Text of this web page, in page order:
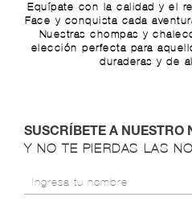
Equípate con la calidad y el
Face y conquista cada
Nuestras chompas y
elección perfecta para
duraderas y de
SUSCRÍBETE A NUESTRO
Y NO TE PIERDAS LAS